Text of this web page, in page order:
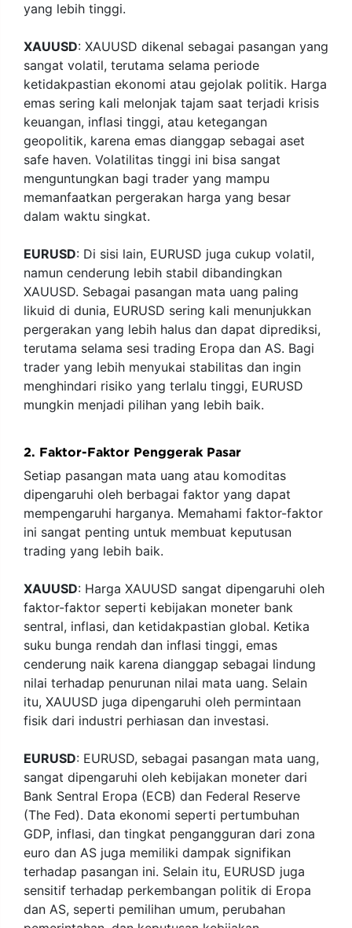
yang lebih tinggi.
XAUUSD: XAUUSD dikenal sebagai pasangan yang
sangat volatil, terutama selama periode
ketidakpastian ekonomi atau gejolak politik. Harga
emas sering kali melonjak tajam saat terjadi krisis
keuangan, inflasi tinggi, atau ketegangan
geopolitik, karena emas dianggap sebagai aset
safe haven. Volatilitas tinggi ini bisa sangat
menguntungkan bagi trader yang mampu
memanfaatkan pergerakan harga yang besar
dalam waktu singkat.
EURUSD: Di sisi lain, EURUSD juga cukup volatil,
namun cenderung lebih stabil dibandingkan
XAUUSD. Sebagai pasangan mata uang paling
likuid di dunia, EURUSD sering kali menunjukkan
pergerakan yang lebih halus dan dapat diprediksi,
terutama selama sesi trading Eropa dan AS. Bagi
trader yang lebih menyukai stabilitas dan ingin
menghindari risiko yang terlalu tinggi, EURUSD
mungkin menjadi pilihan yang lebih baik.
2. Faktor-Faktor Penggerak Pasar
Setiap pasangan mata uang atau komoditas
dipengaruhi oleh berbagai faktor yang dapat
mempengaruhi harganya. Memahami faktor-faktor
ini sangat penting untuk membuat keputusan
trading yang lebih baik.
XAUUSD: Harga XAUUSD sangat dipengaruhi oleh
faktor-faktor seperti kebijakan moneter bank
sentral, inflasi, dan ketidakpastian global. Ketika
suku bunga rendah dan inflasi tinggi, emas
cenderung naik karena dianggap sebagai lindung
nilai terhadap penurunan nilai mata uang. Selain
itu, XAUUSD juga dipengaruhi oleh permintaan
fisik dari industri perhiasan dan investasi.
EURUSD: EURUSD, sebagai pasangan mata uang,
sangat dipengaruhi oleh kebijakan moneter dari
Bank Sentral Eropa (ECB) dan Federal Reserve
(The Fed). Data ekonomi seperti pertumbuhan
GDP, inflasi, dan tingkat pengangguran dari zona
euro dan AS juga memiliki dampak signifikan
terhadap pasangan ini. Selain itu, EURUSD juga
sensitif terhadap perkembangan politik di Eropa
dan AS, seperti pemilihan umum, perubahan